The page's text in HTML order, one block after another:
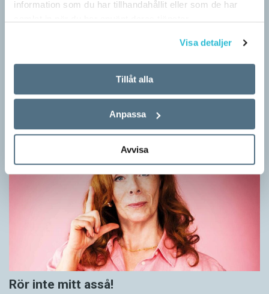
information som du har tillhandahållit eller som de har
Visa detaljer
Tillåt alla
Anpassa
Avvisa
Sveriges vanligaste vinterfågel är en mes. Alltså ingen fegis
precis och inte heller någon oxe, trots namnet. Att den kallas
Rör inte mitt asså!